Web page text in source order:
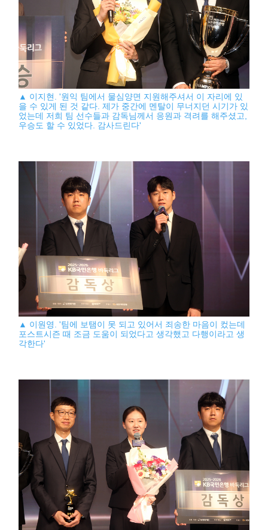
▲ 이지현. '원익 팀에서 물심양면 지원해주셔서 이 자리에 있
을 수 있게 된 것 같다. 제가 중간에 멘탈이 무너지던 시기가 있
었는데 저희 팀 선수들과 감독님께서 응원과 격려를 해주셨고,
우승도 할 수 있었다. 감사드린다'
▲ 이원영. '팀에 보탬이 못 되고 있어서 죄송한 마음이 컸는데
포스트시즌 때 조금 도움이 되었다고 생각했고 다행이라고 생
각한다'